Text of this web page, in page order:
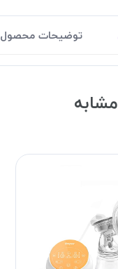
توضیحات محصول